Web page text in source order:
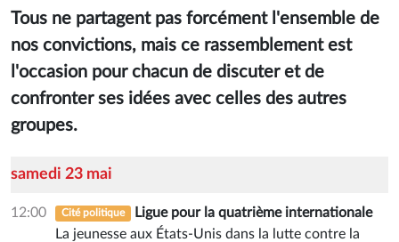
Tous ne partagent pas forcément l'ensemble de
nos convictions, mais ce rassemblement est
l'occasion pour chacun de discuter et de
confronter ses idées avec celles des autres
groupes.
samedi 23 mai
12:00 Cité politique
Ligue pour la quatrième internationale
La jeunesse aux États-Unis dans la lutte contre la